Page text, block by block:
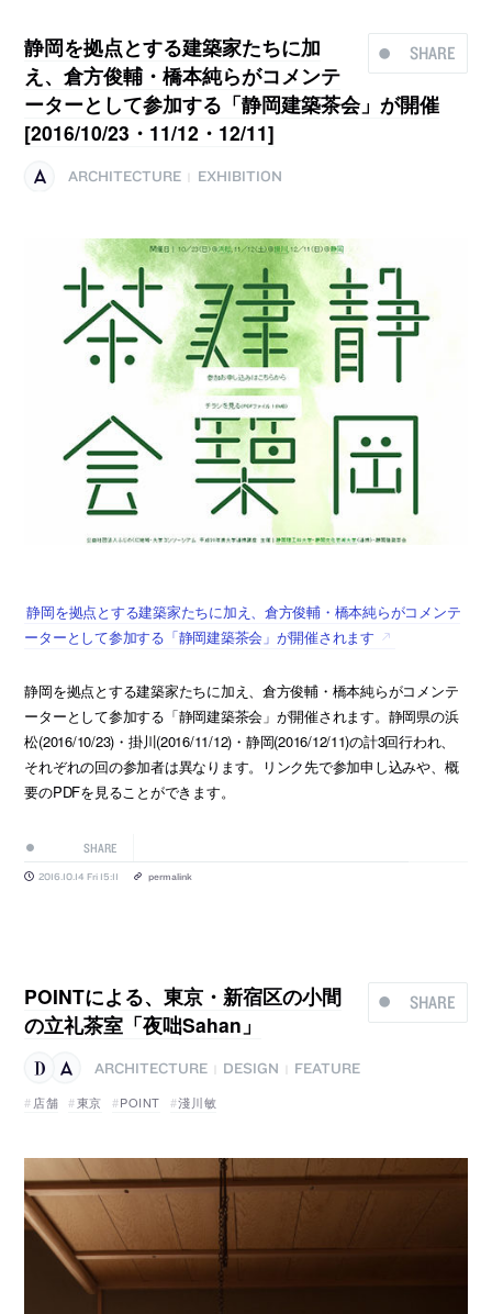
SHARE
静岡を拠点とする建築家たちに加
え、倉方俊輔・橋本純らがコメンテ
ーターとして参加する「静岡建築茶会」が開催
[2016/10/23・11/12・12/11]
ARCHITECTURE EXHIBITION
静岡を拠点とする建築家たちに加え、倉方俊輔・橋本純らがコメンテ
ーターとして参加する「静岡建築茶会」が開催されます
静岡を拠点とする建築家たちに加え、倉方俊輔・橋本純らがコメンテ
ーターとして参加する「静岡建築茶会」が開催されます。静岡県の浜
松(2016/10/23)・掛川(2016/11/12)・静岡(2016/12/11)の計3回行われ、
それぞれの回の参加者は異なります。リンク先で参加申し込みや、概
要のPDFを見ることができます。
SHARE
2016.10.14 Fri 15:11 permalink
SHARE
POINTによる、東京・新宿区の小間
の立礼茶室「夜咄Sahan」
ARCHITECTURE DESIGN
FEATURE
店舗
東京 POINT 淺川敏